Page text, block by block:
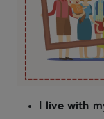
I live with